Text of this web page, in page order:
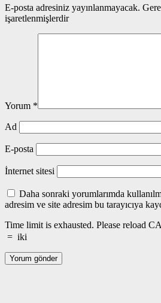
E-posta adresiniz yayınlanmayacak.
işaretlenmişlerdir
Yorum *
Ad
E-posta
İnternet sitesi
Daha sonraki yorumlarımda
adresim ve site adresim bu tarayıcıya
Time limit is exhausted. Please reload
= iki